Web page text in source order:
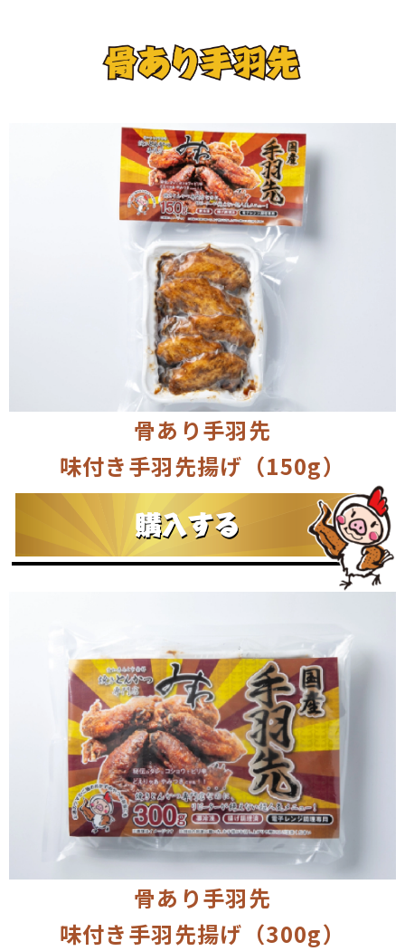
骨あり手羽先
味付き手羽先揚げ（150g）
骨あり手羽先
味付き手羽先揚げ（300g）